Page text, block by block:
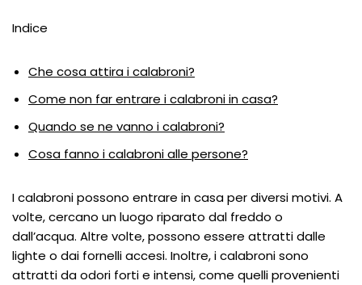
Indice
Che cosa attira i calabroni?
Come non far entrare i calabroni in casa?
Quando se ne vanno i calabroni?
Cosa fanno i calabroni alle persone?
I calabroni possono entrare in casa per diversi motivi. A
volte, cercano un luogo riparato dal freddo o
dall’acqua. Altre volte, possono essere attratti dalle
lighte o dai fornelli accesi. Inoltre, i calabroni sono
attratti da odori forti e intensi, come quelli provenienti